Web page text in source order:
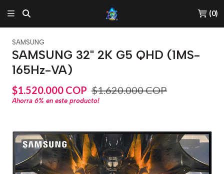
(0)
SAMSUNG
SAMSUNG 32" 2K G5 QHD (1MS-
165Hz-VA)
$1.520.000 COP $1.620.000 COP
Ahorra 6% en este producto!